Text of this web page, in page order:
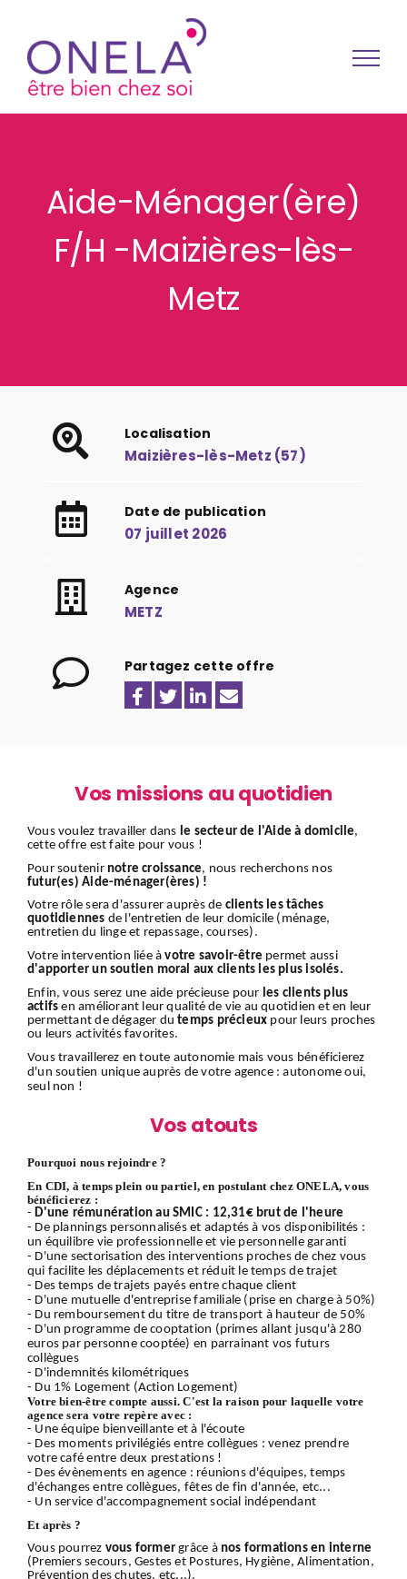
Aide-Ménager(ère)
F/H -Maizières-lès-
Metz
Localisation
Maizières-lès-Metz (57)
Date de publication
07 juillet 2026
Agence
METZ
Partagez cette offre
Vos missions au quotidien
Vous voulez travailler dans le secteur de l'Aide à domicile,
cette offre est faite pour vous !
Pour soutenir notre croissance, nous recherchons nos
futur(es) Aide-ménager(ères) !
Votre rôle sera d'assurer auprès de clients les tâches
quotidiennes de l'entretien de leur domicile (ménage,
entretien du linge et repassage, courses).
Votre intervention liée àvotre savoir-être permet aussi
d'apporter un soutien moral aux clients les plus isolés.
Enfin, vous serez une aide précieuse pour les clients plus
actifs en améliorant leur qualité de vie au quotidien et en leur
permettant de dégager dutemps précieux pour leurs proches
ou leurs activités favorites.
Vous travaillerez en toute autonomie mais vous bénéficierez
d'un soutien unique auprès de votre agence : autonome oui,
seul non !
Vos atouts
Pourquoi nous rejoindre ?
En CDI, à temps plein ou partiel, en postulant chez ONELA, vous
bénéficierez :
- D'une rémunération au SMIC : 12,31€ brut de l'heure
- De plannings personnalisés et adaptés à vos disponibilités :
un équilibre vie professionnelle et vie personnelle garanti
- D'une sectorisation des interventions proches de chez vous
qui facilite les déplacements et réduit le temps de trajet
- Des temps de trajets payés entre chaque client
- D'une mutuelle d'entreprise familiale (prise en charge à 50%)
- Du remboursement du titre de transport à hauteur de 50%
- D'un programme de cooptation (primes allant jusqu'à 280
euros par personne cooptée) en parrainant vos futurs
collègues
- D'indemnités kilométriques
- Du 1% Logement (Action Logement)
Votre bien-être compte aussi. C'est la raison pour laquelle votre
agence sera votre repère avec :
- Une équipe bienveillante et à l'écoute
- Des moments privilégiés entre collègues : venez prendre
votre café entre deux prestations !
- Des évènements en agence : réunions d'équipes, temps
d'échanges entre collègues, fêtes de fin d'année, etc...
- Un service d'accompagnement social indépendant
Et après ?
Vous pourrez vous former grâce à nos formations en interne
(Premiers secours, Gestes et Postures, Hygiène, Alimentation,
Prévention des chutes, etc...).